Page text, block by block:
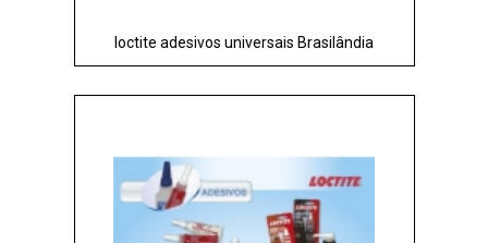
loctite adesivos universais Brasilândia